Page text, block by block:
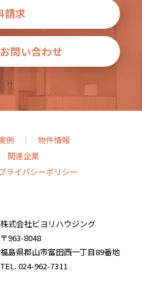
請求
問い合わせ
例
物件情報
関連企業
ライバシーポリシー
株式会社ビヨリハウジング
〒963-8048
福島県郡山市富田西一丁目89番地
TEL. 024-962-7311